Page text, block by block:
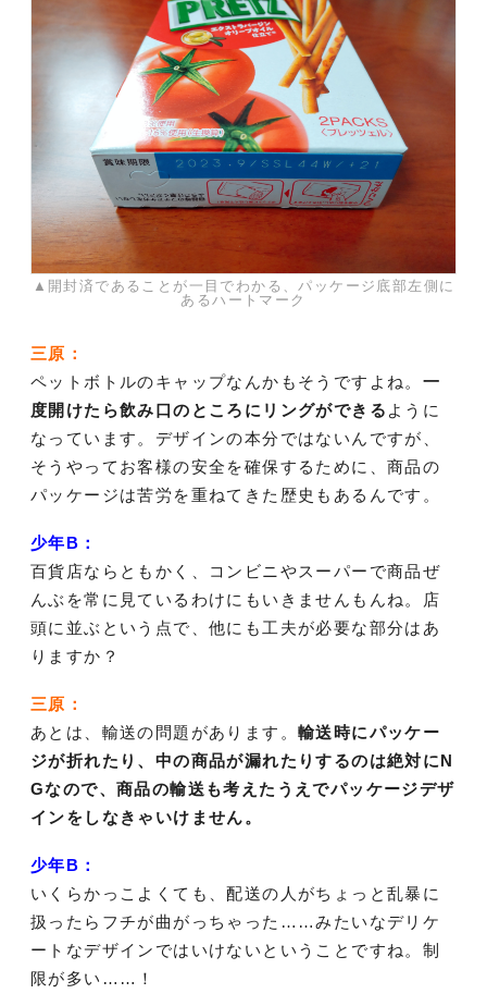
▲開封済であることが一目でわかる、パッケージ底部左側に
あるハートマーク
三原：
ペットボトルのキャップなんかもそうですよね。 一
度開けたら飲み口のところにリングができる ように
なっています。デザインの本分ではないんですが、
そうやってお客様の安全を確保するために、商品の
パッケージは苦労を重ねてきた歴史もあるんです。
少年B：
百貨店ならともかく、コンビニやスーパーで商品ぜ
んぶを常に見ているわけにもいきませんもんね。店
頭に並ぶという点で、他にも工夫が必要な部分はあ
りますか？
三原：
あとは、輸送の問題があります。 輸送時にパッケー
ジが折れたり、中の商品が漏れたりするのは絶対にN
Gなので、商品の輸送も考えたうえでパッケージデザ
インをしなきゃいけません。
少年B：
いくらかっこよくても、配送の人がちょっと乱暴に
扱ったらフチが曲がっちゃった……みたいなデリケ
ートなデザインではいけないということですね。制
限が多い……！